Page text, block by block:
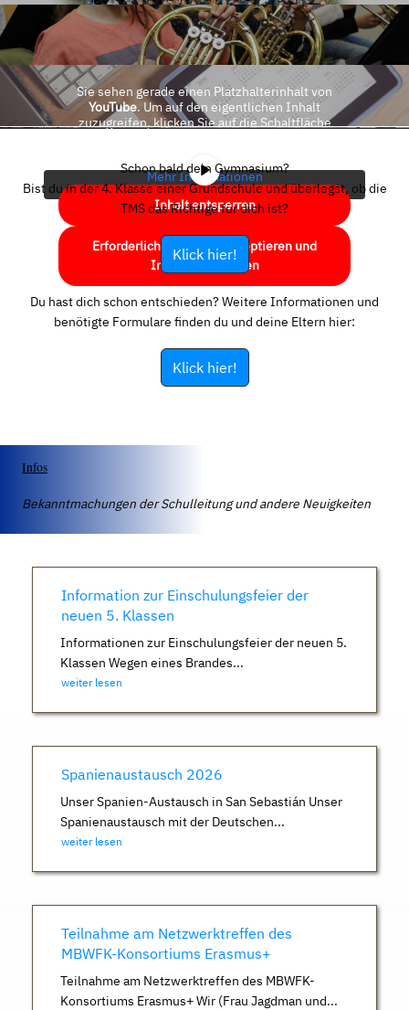
Sie sehen gerade einen Platzhalterinhalt von
YouTube. Um auf den eigentlichen Inhalt
zuzugreifen, klicken Sie auf die Schaltfläche
Mehr Informationen
Inhalt entsperren
Erforderlichen Service akzeptieren und
Inhalte entsperren
Schon bald dein Gymnasium?
Bist du in der 4. Klasse einer Grundschule und überlegst, ob die
TMS das Richtige für dich ist?
Klick hier!
Du hast dich schon entschieden? Weitere Informationen und
benötigte Formulare finden du und deine Eltern hier:
Klick hier!
Infos
Bekanntmachungen der Schulleitung und andere Neuigkeiten
Information zur Einschulungsfeier der
neuen 5. Klassen
Informationen zur Einschulungsfeier der neuen 5.
Klassen Wegen eines Brandes...
weiter lesen
Spanienaustausch 2026
Unser Spanien-Austausch in San Sebastián Unser
Spanienaustausch mit der Deutschen...
weiter lesen
Teilnahme am Netzwerktreffen des
MBWFK-Konsortiums Erasmus+
Teilnahme am Netzwerktreffen des MBWFK-
Konsortiums Erasmus+ Wir (Frau Jagdman und...